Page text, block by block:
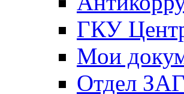
ГКУ
Мои
Отдел